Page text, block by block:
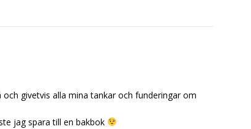
givetvis alla mina tankar och funderingar om
jag spara till en bakbok